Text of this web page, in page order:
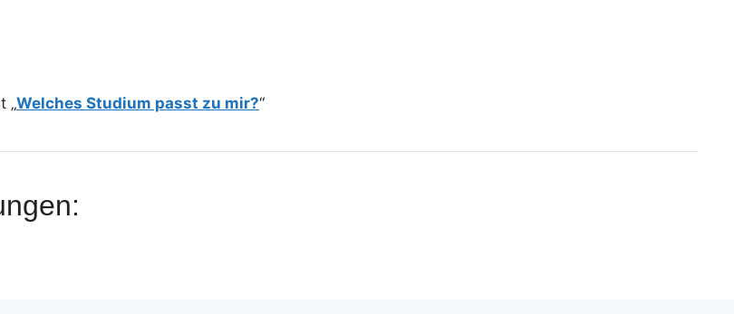
„Welches Studium passt zu mir?“